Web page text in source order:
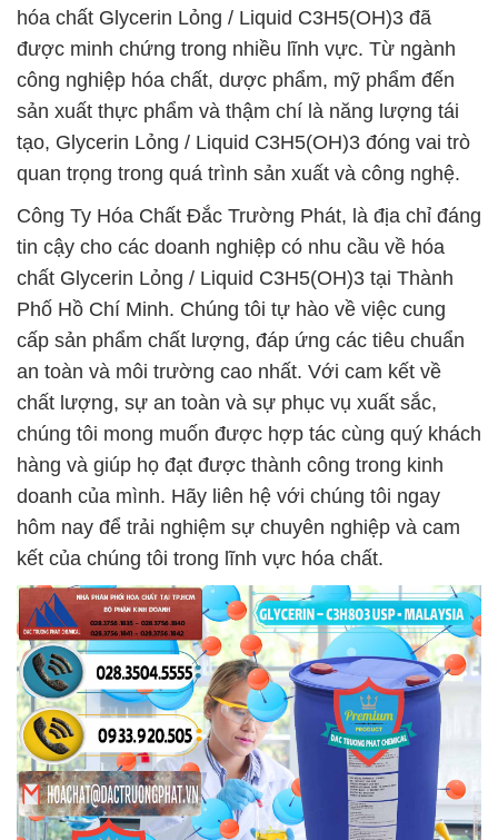
hóa chất Glycerin Lỏng / Liquid C3H5(OH)3 đã
được minh chứng trong nhiều lĩnh vực. Từ ngành
công nghiệp hóa chất, dược phẩm, mỹ phẩm đến
sản xuất thực phẩm và thậm chí là năng lượng tái
tạo, Glycerin Lỏng / Liquid C3H5(OH)3 đóng vai trò
quan trọng trong quá trình sản xuất và công nghệ.
Công Ty Hóa Chất Đắc Trường Phát, là địa chỉ đáng
tin cậy cho các doanh nghiệp có nhu cầu về hóa
chất Glycerin Lỏng / Liquid C3H5(OH)3 tại Thành
Phố Hồ Chí Minh. Chúng tôi tự hào về việc cung
cấp sản phẩm chất lượng, đáp ứng các tiêu chuẩn
an toàn và môi trường cao nhất. Với cam kết về
chất lượng, sự an toàn và sự phục vụ xuất sắc,
chúng tôi mong muốn được hợp tác cùng quý khách
hàng và giúp họ đạt được thành công trong kinh
doanh của mình. Hãy liên hệ với chúng tôi ngay
hôm nay để trải nghiệm sự chuyên nghiệp và cam
kết của chúng tôi trong lĩnh vực hóa chất.